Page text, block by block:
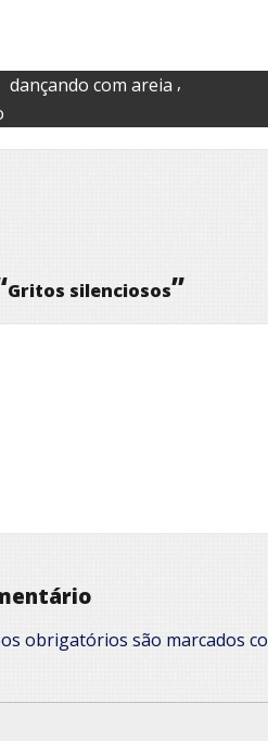
dançando com areia ,
Gritos silenciosos”
obrigatórios são marcados